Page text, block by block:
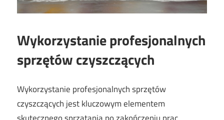
Wykorzystanie profesjonalnych
sprzętów czyszczących
Wykorzystanie profesjonalnych sprzętów
czyszczących jest kluczowym elementem